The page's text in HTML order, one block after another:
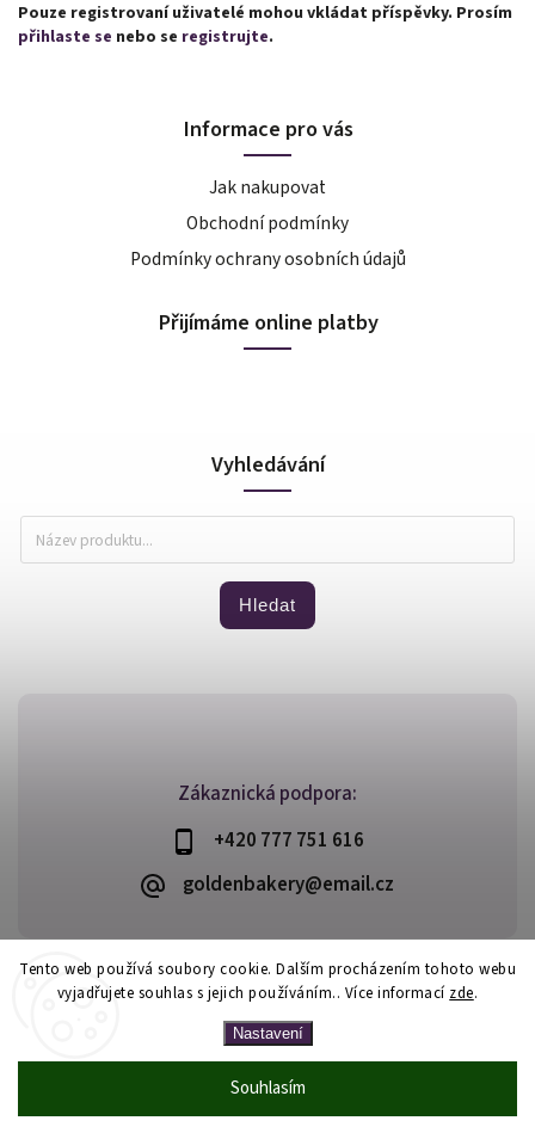
Tento web používá soubory cookie. Dalším procházením tohoto webu
vyjadřujete souhlas s jejich používáním.. Více informací zde.
Nastavení
Souhlasím
Pouze registrovaní uživatelé mohou vkládat příspěvky. Prosím
přihlaste se nebo se registrujte.
Zákaznická podpora:
+420 777 751 616
goldenbakery@email.cz
Informace pro vás
Jak nakupovat
Obchodní podmínky
Podmínky ochrany osobních údajů
Přijímáme online platby
Vyhledávání
Hledat
Copyright 2026Golden Bakery. Všechna práva vyhrazena.
VytvořilShoptet| Design